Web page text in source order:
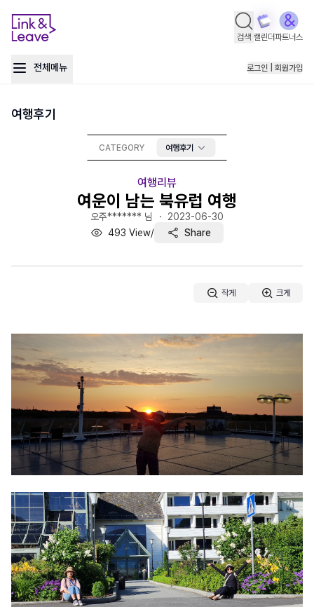
검색 캘린더파트너스
전체메뉴 로그인 | 회원가입
여행후기
CATEGORY 여행후기
여행리뷰
여운이 남는 북유럽 여행
오주******* 님 ・ 2023-06-30
493 View/ Share
작게 크게